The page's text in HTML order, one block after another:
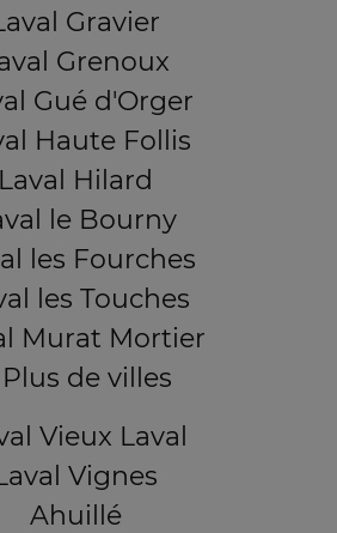
Gravier
Grenoux
Gué d'Orger
Haute Follis
Laval Hilard
le Bourny
les Fourches
les Touches
Murat Mortier
de villes
Vieux Laval
Vignes
Ahuillé